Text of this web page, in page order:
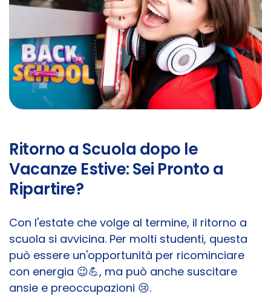
Ritorno a Scuola dopo le
Vacanze Estive: Sei Pronto a
Ripartire?
Con l'estate che volge al termine, il ritorno a
scuola si avvicina. Per molti studenti, questa
può essere un'opportunità per ricominciare
con energia 😉💪, ma può anche suscitare
ansie e preoccupazioni 😢.